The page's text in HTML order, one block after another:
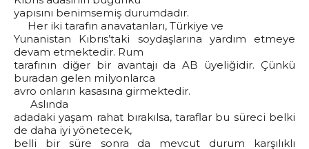
yapısını benimsemiş durumdadır.
Her iki tarafın anavatanları, Türkiye ve
Yunanistan Kıbrıs’taki soydaşlarına yardım etmeye
devam etmektedir. Rum
tarafının diğer bir avantajı da AB üyeliğidir. Çünkü
buradan gelen milyonlarca
avro onların kasasına girmektedir.
Aslında
adadaki yaşam rahat bırakılsa, taraflar bu süreci belki
de daha iyi yönetecek,
belli bir süre sonra da mevcut durum karşılıklı